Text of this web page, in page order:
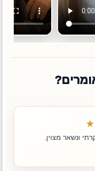
ונשאר מצוין.